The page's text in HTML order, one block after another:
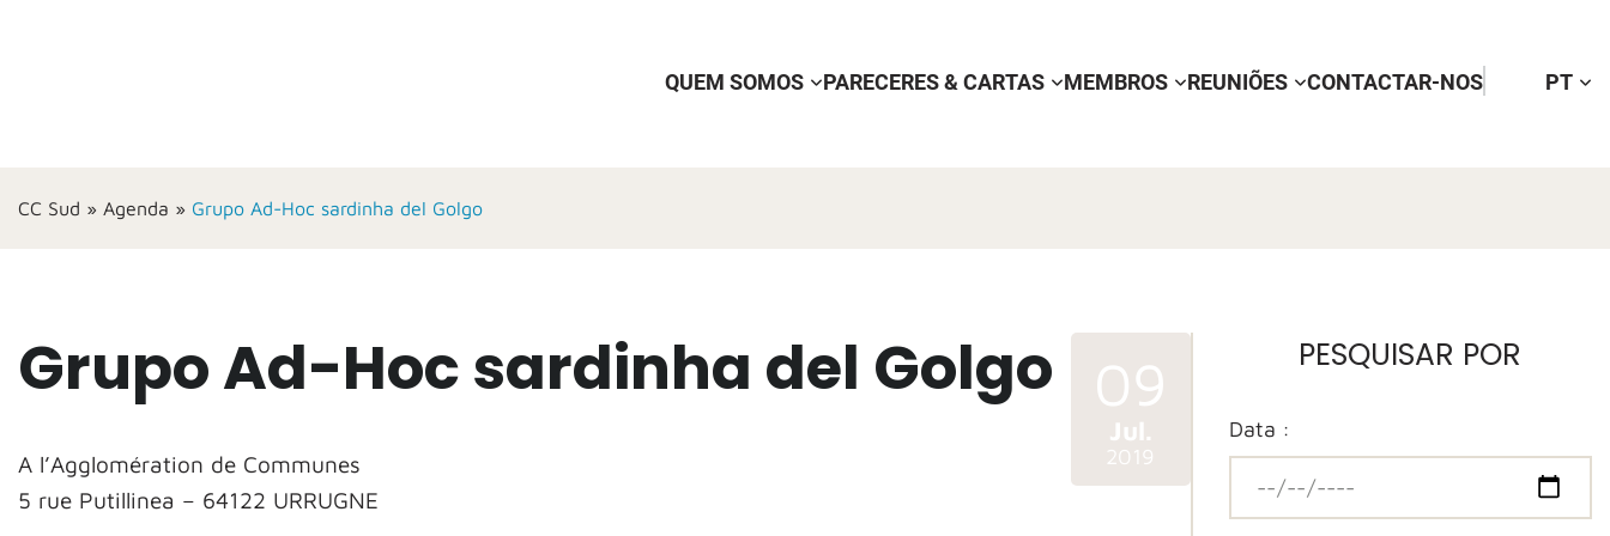
QUEM SOMOS PARECERES & CARTAS MEMBROS REUNIÕES CONTACTAR-NOS PT
CC Sud » Agenda » Grupo Ad-Hoc sardinha del Golgo
Grupo Ad-Hoc sardinha del Golgo
A l’Agglomération de Communes
5 rue Putillinea – 64122 URRUGNE
09
Jul.
2019
PESQUISAR POR
Data :